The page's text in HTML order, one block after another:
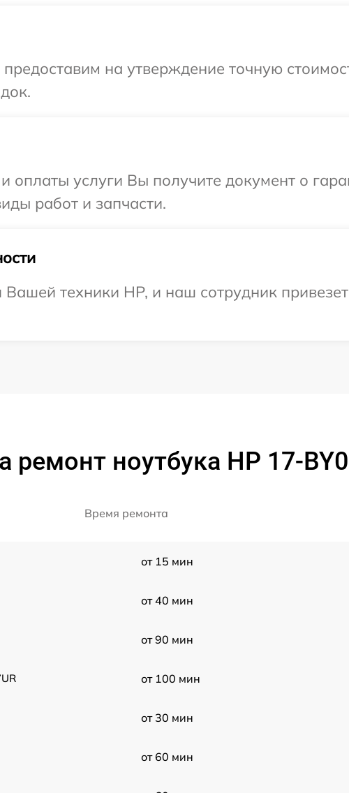
на утверждение точную
оплаты услуги Вы получите документ о
работ и запчасти.
техники HP, и наш сотрудник
ремонт ноутбука HP 17-
Время ремонта
от 15 мин
от 40 мин
от 90 мин
от 100 мин
от 30 мин
от 60 мин